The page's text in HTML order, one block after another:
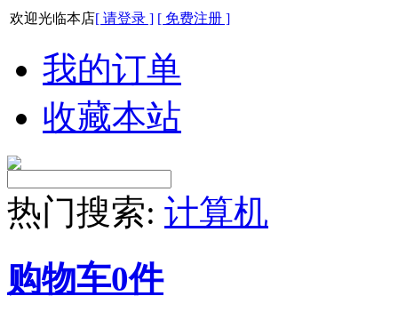
欢迎光临本店[ 请登录 ] [ 免费注册 ]
我的订单
收藏本站
热门搜索: 计算机
购物车0件